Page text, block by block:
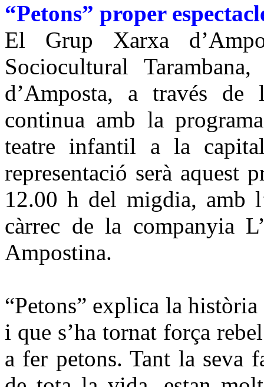
“Petons” proper
El Grup Xarxa
Sociocultural
d’Amposta, a través de
continua amb la
teatre infantil a la
representació serà aquest
12.00 h del migdia, amb
càrrec de la companyia
Ampostina.
“Petons” explica la
i que s’ha tornat força
a fer petons. Tant la seva